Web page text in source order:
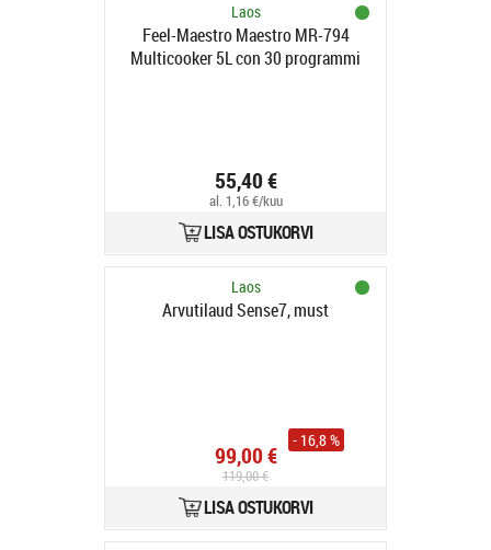
Laos
Feel-Maestro Maestro MR-794
Multicooker 5L con 30 programmi
55,40 €
al. 1,16 €/kuu
LISA OSTUKORVI
Laos
Arvutilaud Sense7, must
99,00 €
- 16,8 %
119,00 €
LISA OSTUKORVI